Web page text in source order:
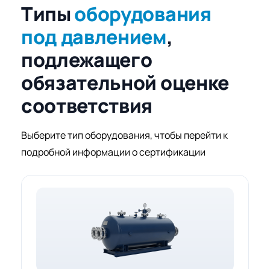
Типыоборудования
под давлением,
подлежащего
обязательной оценке
соответствия
Выберите тип оборудования, чтобы перейти к
подробной информации о сертификации